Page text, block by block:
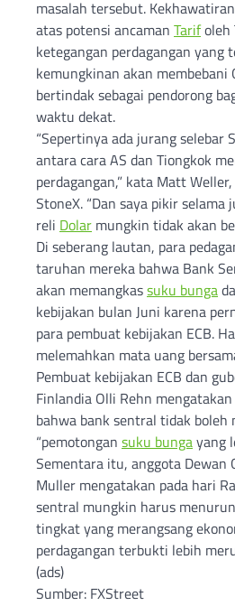
masalah tersebut.
atas potensi ancaman Tarifoleh
ketegangan perdagangan yang
kemungkinan akan membebani
bertindak sebagai pendorong
waktu dekat.
“Sepertinya ada jurang selebar
antara cara AS dan Tiongkok
perdagangan,” kata Matt
StoneX. “Dan saya pikir selama
reli Dolar mungkin tidak akan
Di seberang lautan, para
taruhan mereka bahwa Bank
akan memangkassuku bunga
kebijakan bulan Juni karena
para pembuat kebijakan ECB.
melemahkan mata uang
Pembuat kebijakan ECB dan
Finlandia Olli Rehn
bahwa bank sentral tidak boleh
“pemotongan suku bungayang
Sementara itu, anggota Dewan
Muller mengatakan pada hari
sentral mungkin harus
tingkat yang merangsang
perdagangan terbukti lebih
(ads)
Sumber: FXStreet